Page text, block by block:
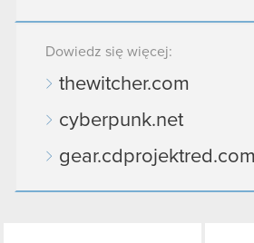
Dowiedz się więcej:
thewitcher.com
cyberpunk.net
gear.cdprojektred.com